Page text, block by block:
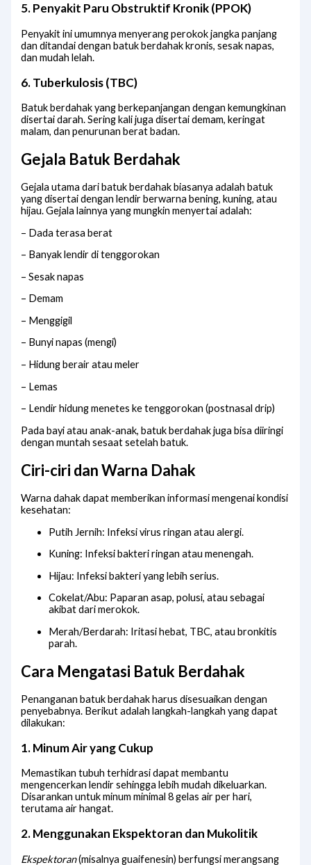
5. Penyakit Paru Obstruktif Kronik (PPOK)
Penyakit ini umumnya menyerang perokok jangka panjang
dan ditandai dengan batuk berdahak kronis, sesak napas,
dan mudah lelah.
6. Tuberkulosis (TBC)
Batuk berdahak yang berkepanjangan dengan kemungkinan
disertai darah. Sering kali juga disertai demam, keringat
malam, dan penurunan berat badan.
Gejala Batuk Berdahak
Gejala utama dari batuk berdahak biasanya adalah batuk
yang disertai dengan lendir berwarna bening, kuning, atau
hijau. Gejala lainnya yang mungkin menyertai adalah:
– Dada terasa berat
– Banyak lendir di tenggorokan
– Sesak napas
– Demam
– Menggigil
– Bunyi napas (mengi)
– Hidung berair atau meler
– Lemas
– Lendir hidung menetes ke tenggorokan (postnasal drip)
Pada bayi atau anak-anak, batuk berdahak juga bisa diiringi
dengan muntah sesaat setelah batuk.
Ciri-ciri dan Warna Dahak
Warna dahak dapat memberikan informasi mengenai kondisi
kesehatan:
Putih Jernih: Infeksi virus ringan atau alergi.
Kuning: Infeksi bakteri ringan atau menengah.
Hijau: Infeksi bakteri yang lebih serius.
Cokelat/Abu: Paparan asap, polusi, atau sebagai
akibat dari merokok.
Merah/Berdarah: Iritasi hebat, TBC, atau bronkitis
parah.
Cara Mengatasi Batuk Berdahak
Penanganan batuk berdahak harus disesuaikan dengan
penyebabnya. Berikut adalah langkah-langkah yang dapat
dilakukan:
1. Minum Air yang Cukup
Memastikan tubuh terhidrasi dapat membantu
mengencerkan lendir sehingga lebih mudah dikeluarkan.
Disarankan untuk minum minimal 8 gelas air per hari,
terutama air hangat.
2. Menggunakan Ekspektoran dan Mukolitik
Ekspektoran(misalnya guaifenesin) berfungsi merangsang